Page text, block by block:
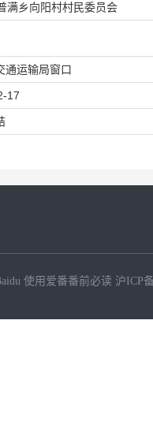
满乡向阳村村民委员会
通运输局窗口
17
使用爱番番前必读 沪ICP